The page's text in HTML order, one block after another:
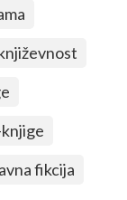
knjige
fikcija